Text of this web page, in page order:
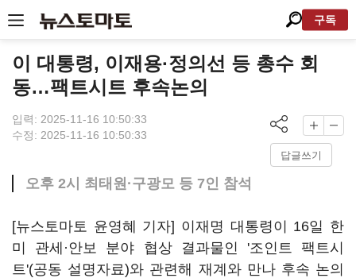
구독
이 대통령, 이재용·정의선 등 총수 회
동…팩트시트 후속논의
입력: 2025-11-16 10:50:33
수정: 2025-11-16 10:50:33
답글쓰기
오후 2시 최태원·구광모 등 7인 참석
[뉴스토마토 윤영혜 기자] 이재명 대통령이 16일 한
미 관세·안보 분야 협상 결과물인 '조인트 팩트시
트'(공동 설명자료)와 관련해 재계와 만나 후속 논의